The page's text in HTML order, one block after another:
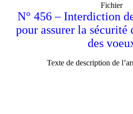
Fichier
N° 456 – Interdiction
pour assurer la sécurité
des
Texte de description de